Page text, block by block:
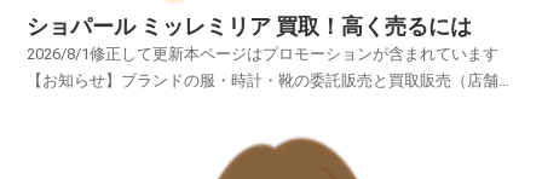
ショパール ミッレミリア 買取！高く売るには
2026/8/1修正して更新本ページはプロモーションが含まれています
【お知らせ】ブランドの服・時計・靴の委託販売と買取販売（店舗買
理由服・時計・靴 買取 委託販売！買取販売とのメリット デメリット
円安はブランド品を売るには最適です。円安は...